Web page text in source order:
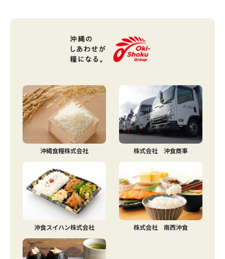
沖縄食糧株式会社 株式会社 沖食商事
沖食スイハン株式会社 株式会社 南西沖食